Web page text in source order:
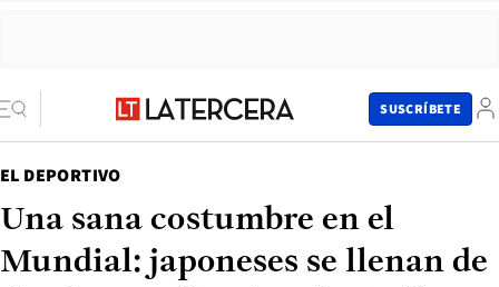
SUSCRÍBETE
EL DEPORTIVO
Una sana costumbre en el
Mundial: japoneses se llenan de